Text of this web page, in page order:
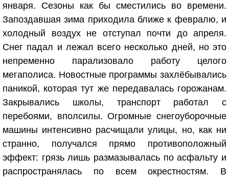
января. Сезоны как бы сместились во времени.
Запоздавшая зима приходила ближе к февралю, и
холодный воздух не отступал почти до апреля.
Снег падал и лежал всего несколько дней, но это
непременно парализовало работу целого
мегаполиса. Новостные программы захлёбывались
паникой, которая тут же передавалась горожанам.
Закрывались школы, транспорт работал с
перебоями, вполсилы. Огромные снегоуборочные
машины интенсивно расчищали улицы, но, как ни
странно, получался прямо противоположный
эффект: грязь лишь размазывалась по асфальту и
распространялась по всем окрестностям. В